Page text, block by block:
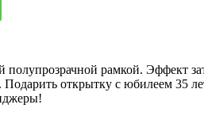
рамкой. Эффект
Подарить открытку с юбилеем 35